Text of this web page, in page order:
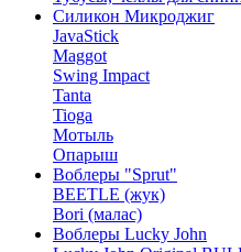
Силикон Микроджиг
JavaStick
Maggot
Swing Impact
Tanta
Tioga
Мотыль
Опарыш
Воблеры "Sprut"
BEETLE (жук)
Bori (малас)
Воблеры Lucky John